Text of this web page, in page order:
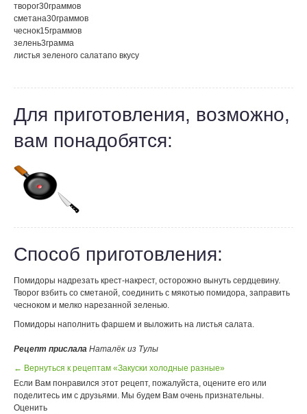
творог30граммов
сметана30граммов
чеснок15граммов
зелень3грамма
листья зеленого салатапо вкусу
Для приготовления, возможно,
вам понадобятся:
Способ приготовления:
Помидоры надрезать крест-накрест, осторожно вынуть сердцевину.
Творог взбить со сметаной, соединить с мякотью помидора, заправить
чесноком и мелко нарезанной зеленью.
Помидоры наполнить фаршем и выложить на листья салата.
Рецепт прислала Наталёк из Тулы
← Вернуться к рецептам «Закуски холодные разные»
Если Вам понравился этот рецепт, пожалуйста, оцените его или
поделитесь им с друзьями. Мы будем Вам очень признательны.
Оценить